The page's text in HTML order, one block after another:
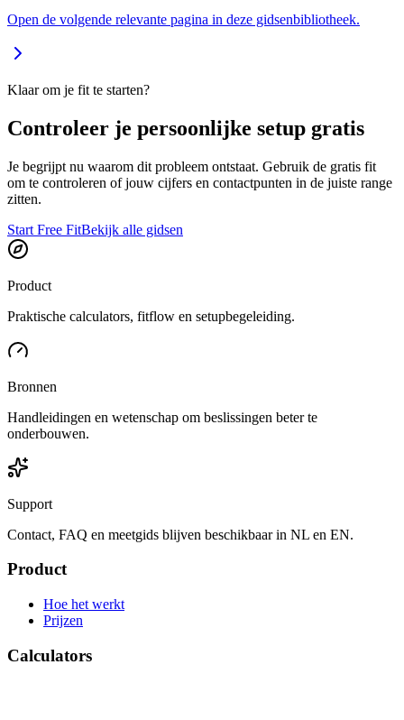
Open de volgende relevante pagina in deze gidsenbibliotheek.
Klaar om je fit te starten?
Controleer je persoonlijke setup gratis
Je begrijpt nu waarom dit probleem ontstaat. Gebruik de gratis fit
om te controleren of jouw cijfers en contactpunten in de juiste range
zitten.
Start Free FitBekijk alle gidsen
Product
Praktische calculators, fitflow en setupbegeleiding.
Bronnen
Handleidingen en wetenschap om beslissingen beter te
onderbouwen.
Support
Contact, FAQ en meetgids blijven beschikbaar in NL en EN.
Product
Hoe het werkt
Prijzen
Calculators